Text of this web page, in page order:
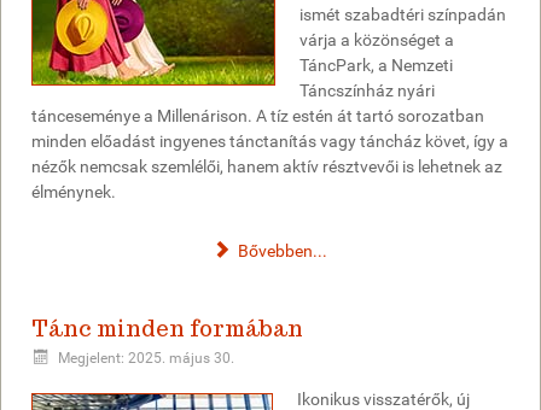
ismét szabadtéri színpadán
várja a közönséget a
TáncPark, a Nemzeti
Táncszínház nyári
tánceseménye a Millenárison. A tíz estén át tartó sorozatban
minden előadást ingyenes tánctanítás vagy táncház követ, így a
nézők nemcsak szemlélői, hanem aktív résztvevői is lehetnek az
élménynek.
Bővebben...
Tánc minden formában
Megjelent: 2025. május 30.
Ikonikus visszatérők, új